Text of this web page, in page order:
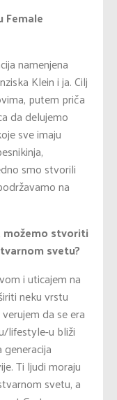
Female
namenjena
Klein i ja. Cilj
putem priča
da delujemo
sve imaju
smo stvorili
na
možemo stvoriti
svetu?
i uticajem na
neku vrstu
da se era
lifestyle-u bliži
Ti ljudi moraju
svetu, a